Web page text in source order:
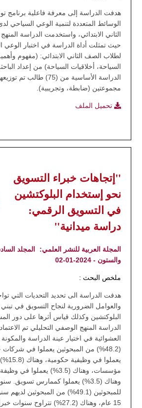
هدفت الدراسة إلى معرفة فاعلية برنامج
الوسائط المتعددة لتنمية الوعي السياحي
الثاني الابتدائي، واستخدمت الدراسة
حيث تمثلت أداة الدراسة في اختبار الوعي
لطلاب الصف الثاني الابتدائي: (مفهوم
السياحة، أخلاقيات السياحة) من إعداد
الدراسة الأساسية من (75)
مجموعتين (ضابطة، وتجريبية).
تحميل الملف
"إتجاهات خبراء التسويق
نحو إستخدام البلوكتشين
في التسويق الرقمي:
دراسة ميدانية"
المجلة العربية للنشر العلمي:
المجلد
والستون - 2024-01-02
ملخص البحث :
هدفت الدراسة الى تحديد التحديات التي
والعوامل الضرورية لنجاح التسويق في تبني
البلوكتشين وكذلك قياس أثرها على دور
الدراسة المنهج الوصفي التحليلي تم
يعملوا
مؤسسات، وهناك (3.5%) يعملوا
وهناك (3.5%) يعملوا كممارس تسويق.
للمبحوثين (49.1%) من المبحوثين